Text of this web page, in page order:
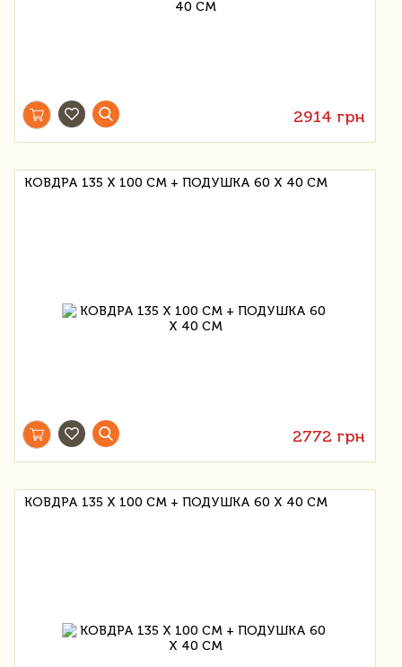
2914 грн
КОВДРА 135 Х 100 СМ + ПОДУШКА 60 Х 40 СМ
2772 грн
КОВДРА 135 Х 100 СМ + ПОДУШКА 60 Х 40 СМ